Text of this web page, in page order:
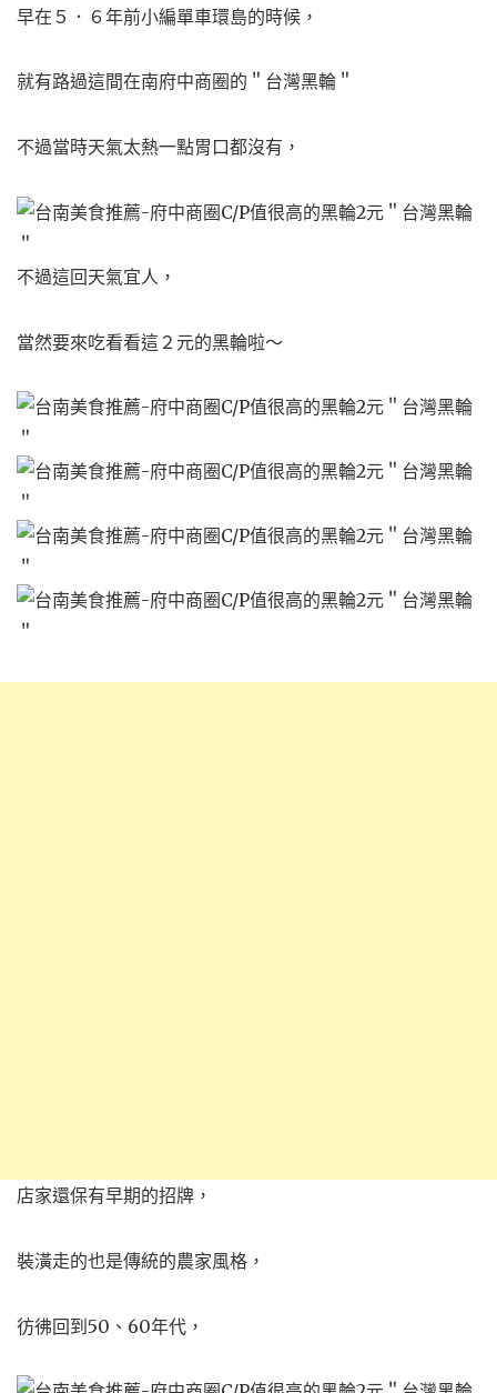
早在５．６年前小編單車環島的時候，
就有路過這間在南府中商圈的＂台灣黑輪＂
不過當時天氣太熱一點胃口都沒有，
不過這回天氣宜人，
當然要來吃看看這２元的黑輪啦～
店家還保有早期的招牌，
裝潢走的也是傳統的農家風格，
彷彿回到50、60年代，